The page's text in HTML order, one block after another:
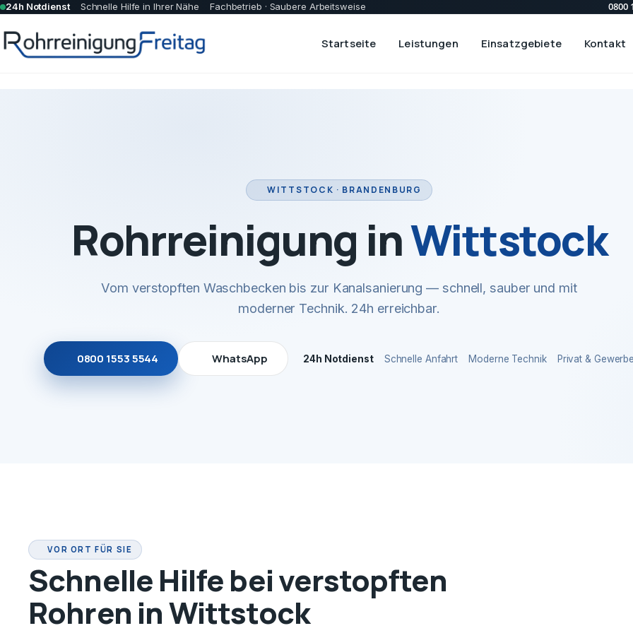
24h Notdienst Schnelle Hilfe in Ihrer Nähe Fachbetrieb · Saubere Arbeitsweise 0800
Startseite Leistungen Einsatzgebiete Kontakt
WITTSTOCK · BRANDENBURG
Rohrreinigung inWittstock
Vom verstopften Waschbecken bis zur Kanalsanierung — schnell, sauber und mit
moderner Technik. 24h erreichbar.
0800 1553 5544 WhatsApp 24h Notdienst Schnelle Anfahrt Moderne Technik Privat &
VOR ORT FÜR SIE
Schnelle Hilfe bei verstopften
Rohren in Wittstock